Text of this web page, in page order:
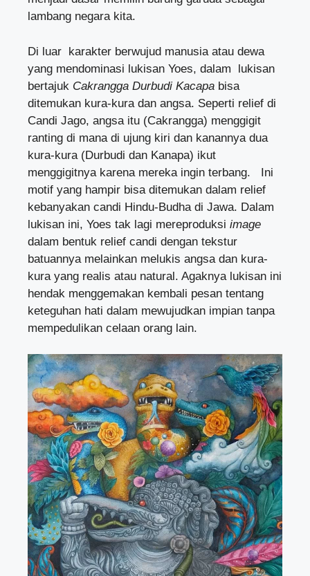
lambang negara kita.
Di luar karakter berwujud manusia atau dewa
yang mendominasi lukisan Yoes, dalam lukisan
bertajuk Cakrangga Durbudi Kacapa bisa
ditemukan kura-kura dan angsa. Seperti relief di
Candi Jago, angsa itu (Cakrangga) menggigit
ranting di mana di ujung kiri dan kanannya dua
kura-kura (Durbudi dan Kanapa) ikut
menggigitnya karena mereka ingin terbang. Ini
motif yang hampir bisa ditemukan dalam relief
kebanyakan candi Hindu-Budha di Jawa. Dalam
lukisan ini, Yoes tak lagi mereproduksi image
dalam bentuk relief candi dengan tekstur
batuannya melainkan melukis angsa dan kura-
kura yang realis atau natural. Agaknya lukisan ini
hendak menggemakan kembali pesan tentang
keteguhan hati dalam mewujudkan impian tanpa
mempedulikan celaan orang lain.